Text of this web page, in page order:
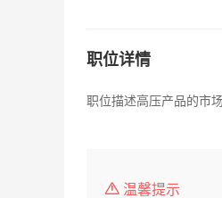
职位详情
职位描述高压产品的市
温馨提示